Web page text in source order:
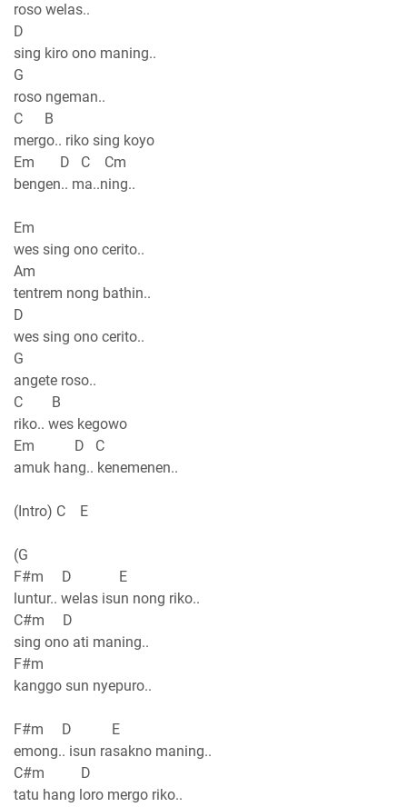
roso welas..
D
sing kiro ono maning..
G
roso ngeman..
C B
mergo.. riko sing koyo
Em D C Cm
bengen.. ma..ning..
Em
wes sing ono cerito..
Am
tentrem nong bathin..
D
wes sing ono cerito..
G
angete roso..
C B
riko.. wes kegowo
Em D C
amuk hang.. kenemenen..
(Intro) C E
(G
F#m D E
luntur.. welas isun nong riko..
C#m D
sing ono ati maning..
F#m
kanggo sun nyepuro..
F#m D E
emong.. isun rasakno maning..
C#m D
tatu hang loro mergo riko..